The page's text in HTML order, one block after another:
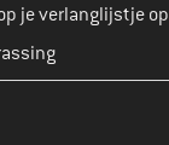
je verlanglijstje op